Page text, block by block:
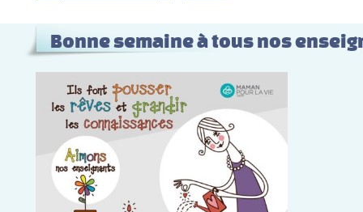
Bonne semaine à tous nos